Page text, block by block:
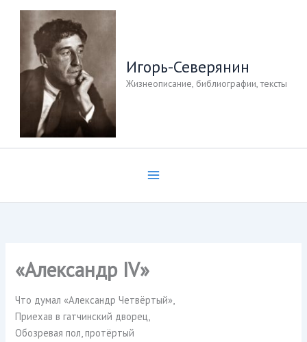
Перейти
содержимому
Игорь-Северянин
Жизнеописание, библиографии, тексты
«Александр IV»
Что думал «Александр Четвёртый»,
Приехав в гатчинский дворец,
Обозревая пол, протёртый